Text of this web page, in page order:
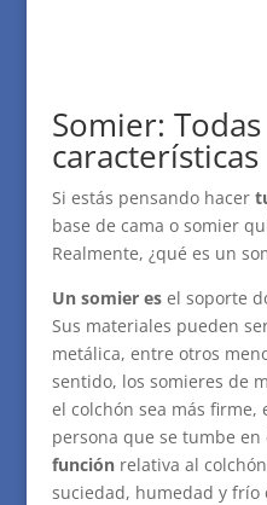
Somier:
características
Si estás pensando hacer
base de cama o somier
Realmente, ¿qué es un
Un somier esel soporte
Sus materiales pueden
metálica, entre otros
sentido, los somieres de
el colchón sea más firme,
persona que se tumbe en
funciónrelativa al
suciedad, humedad y frío